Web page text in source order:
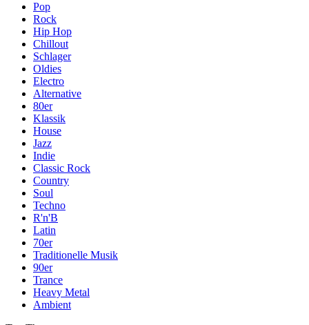
Pop
Rock
Hip Hop
Chillout
Schlager
Oldies
Electro
Alternative
80er
Klassik
House
Jazz
Indie
Classic Rock
Country
Soul
Techno
R'n'B
Latin
70er
Traditionelle Musik
90er
Trance
Heavy Metal
Ambient